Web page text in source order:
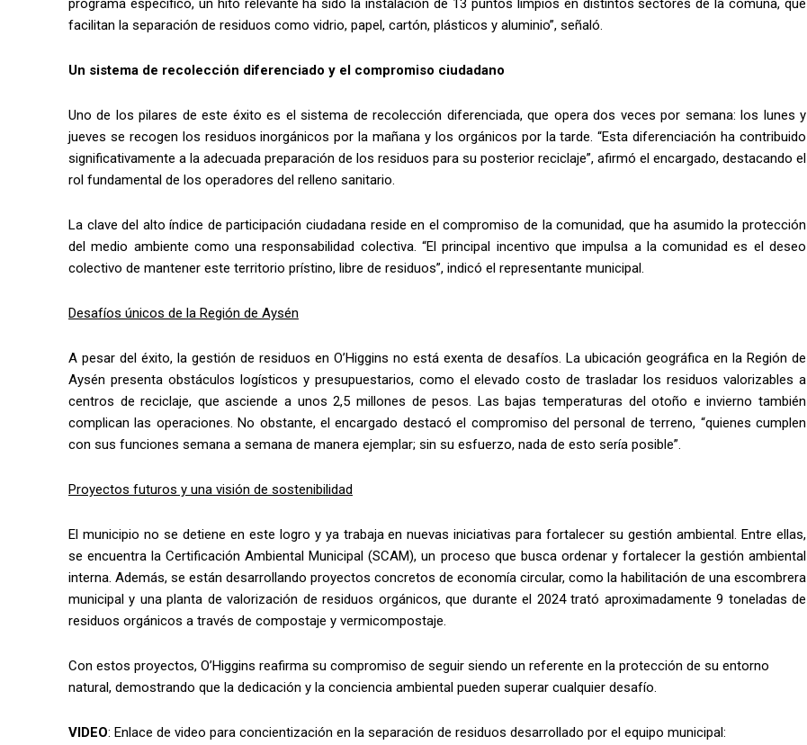
programa específico, un hito relevante ha sido la instalación de 13 puntos limpios en distintos sectores de la comuna, que
facilitan la separación de residuos como vidrio, papel, cartón, plásticos y aluminio”, señaló.
Un sistema de recolección diferenciado y el compromiso ciudadano
Uno de los pilares de este éxito es el sistema de recolección diferenciada, que opera dos veces por semana: los lunes y
jueves se recogen los residuos inorgánicos por la mañana y los orgánicos por la tarde. “Esta diferenciación ha contribuido
significativamente a la adecuada preparación de los residuos para su posterior reciclaje”, afirmó el encargado, destacando el
rol fundamental de los operadores del relleno sanitario.
La clave del alto índice de participación ciudadana reside en el compromiso de la comunidad, que ha asumido la protección
del medio ambiente como una responsabilidad colectiva. “El principal incentivo que impulsa a la comunidad es el deseo
colectivo de mantener este territorio prístino, libre de residuos”, indicó el representante municipal.
Desafíos únicos de la Región de Aysén
A pesar del éxito, la gestión de residuos en O’Higgins no está exenta de desafíos. La ubicación geográfica en la Región de
Aysén presenta obstáculos logísticos y presupuestarios, como el elevado costo de trasladar los residuos valorizables a
centros de reciclaje, que asciende a unos 2,5 millones de pesos. Las bajas temperaturas del otoño e invierno también
complican las operaciones. No obstante, el encargado destacó el compromiso del personal de terreno, “quienes cumplen
con sus funciones semana a semana de manera ejemplar; sin su esfuerzo, nada de esto sería posible”.
Proyectos futuros y una visión de sostenibilidad
El municipio no se detiene en este logro y ya trabaja en nuevas iniciativas para fortalecer su gestión ambiental. Entre ellas,
se encuentra la Certificación Ambiental Municipal (SCAM), un proceso que busca ordenar y fortalecer la gestión ambiental
interna. Además, se están desarrollando proyectos concretos de economía circular, como la habilitación de una escombrera
municipal y una planta de valorización de residuos orgánicos, que durante el 2024 trató aproximadamente 9 toneladas de
residuos orgánicos a través de compostaje y vermicompostaje.
Con estos proyectos, O’Higgins reafirma su compromiso de seguir siendo un referente en la protección de su entorno
natural, demostrando que la dedicación y la conciencia ambiental pueden superar cualquier desafío.
VIDEO: Enlace de video para concientización en la separación de residuos desarrollado por el equipo municipal: